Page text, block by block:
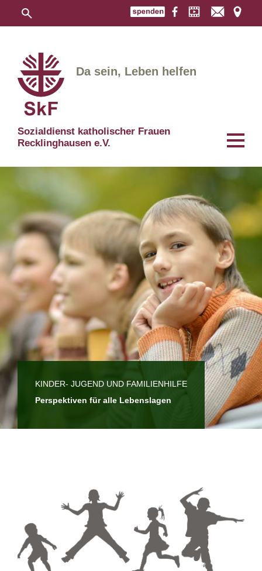
Sozialdienst katholischer Frauen
Recklinghausen e.V.
Da sein, Leben helfen
KINDER- JUGEND UND FAMILIENHILFE
Perspektiven für alle Lebenslagen